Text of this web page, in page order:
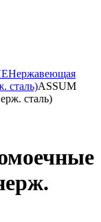
кофемашины
оборудование
газовые
системы и
Нержавеющая
сталь)ASSUM
сталь)